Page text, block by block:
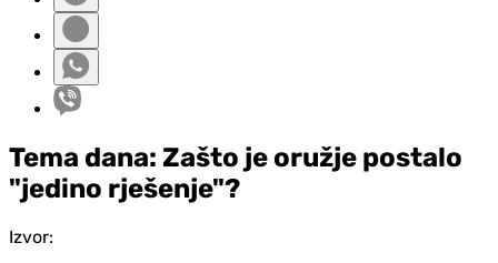
Tema dana: Zašto je oružje postalo
"jedino rješenje"?
Izvor: